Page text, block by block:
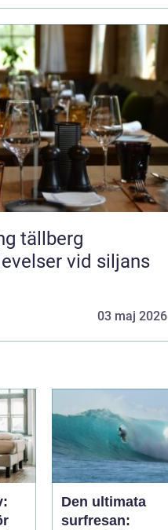
tällberg
vid siljans
03 maj 2026
Den ultimata
surfresan: